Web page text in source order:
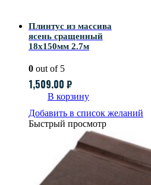
Плинтус из массива
ясень сращенный
18х150мм 2.7м
0 out of 5
1,509.00 ₽
В корзину
Добавить в список желаний
Быстрый просмотр